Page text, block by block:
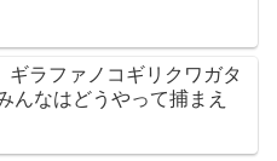
ギラファノコギリクワガタ
んなはどうやって捕まえ